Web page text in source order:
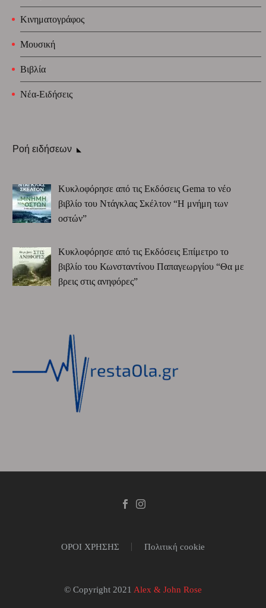
Κινηματογράφος
Μουσική
Βιβλία
Νέα-Ειδήσεις
Ροή ειδήσεων
Κυκλοφόρησε από τις Εκδόσεις Gema το νέο
βιβλίο του Ντάγκλας Σκέλτον “Η μνήμη των
οστών”
Κυκλοφόρησε από τις Εκδόσεις Επίμετρο το
βιβλίο του Κωνσταντίνου Παπαγεωργίου “Θα με
βρεις στις ανηφόρες”
ΟΡΟΙ ΧΡΗΣΗΣ Πολιτική cookie
© Copyright 2021 Alex & John Rose